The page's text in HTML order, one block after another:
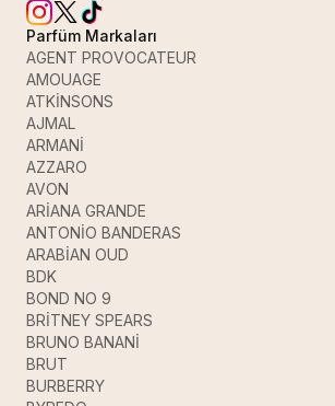
Parfüm Markaları
AGENT PROVOCATEUR
AMOUAGE
ATKİNSONS
AJMAL
ARMANİ
AZZARO
AVON
ARİANA GRANDE
ANTONİO BANDERAS
ARABİAN OUD
BDK
BOND NO 9
BRİTNEY SPEARS
BRUNO BANANİ
BRUT
BURBERRY